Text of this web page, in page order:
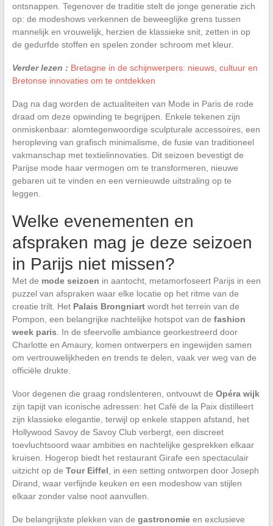
ontsnappen. Tegenover de traditie stelt de jonge generatie zich
op: de modeshows verkennen de beweeglijke grens tussen
mannelijk en vrouwelijk, herzien de klassieke snit, zetten in op
de gedurfde stoffen en spelen zonder schroom met kleur.
Verder lezen : Bretagne in de schijnwerpers: nieuws, cultuur en
Bretonse innovaties om te ontdekken
Dag na dag worden de actualiteiten van Mode in Paris de rode
draad om deze opwinding te begrijpen. Enkele tekenen zijn
onmiskenbaar: alomtegenwoordige sculpturale accessoires, een
heropleving van grafisch minimalisme, de fusie van traditioneel
vakmanschap met textielinnovaties. Dit seizoen bevestigt de
Parijse mode haar vermogen om te transformeren, nieuwe
gebaren uit te vinden en een vernieuwde uitstraling op te
leggen.
Welke evenementen en
afspraken mag je deze seizoen
in Parijs niet missen?
Met de mode seizoen in aantocht, metamorfoseert Parijs in een
puzzel van afspraken waar elke locatie op het ritme van de
creatie trilt. Het Palais Brongniartwordt het terrein van de
Pompon, een belangrijke nachtelijke hotspot van de fashion
week paris . In de sfeervolle ambiance georkestreerd door
Charlotte en Amaury, komen ontwerpers en ingewijden samen
om vertrouwelijkheden en trends te delen, vaak ver weg van de
officiële drukte.
Voor degenen die graag rondslenteren, ontvouwt de Opéra wijk
zijn tapijt van iconische adressen: het Café de la Paix distilleert
zijn klassieke elegantie, terwijl op enkele stappen afstand, het
Hollywood Savoy de Savoy Club verbergt, een discreet
toevluchtsoord waar ambities en nachtelijke gesprekken elkaar
kruisen. Hogerop biedt het restaurant Girafe een spectaculair
uitzicht op de Tour Eiffel , in een setting ontworpen door Joseph
Dirand, waar verfijnde keuken en een modeshow van stijlen
elkaar zonder valse noot aanvullen.
De belangrijkste plekken van de gastronomieen exclusieve